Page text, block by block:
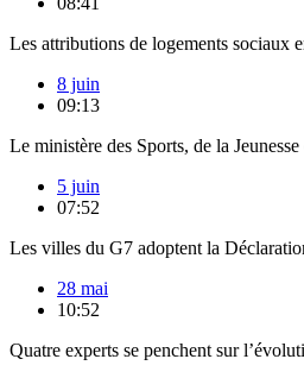
Les attributions de logements sociaux
8 juin
09:13
Le ministère des Sports, de la
5 juin
07:52
Les villes du G7 adoptent la
28 mai
10:52
Quatre experts se penchent sur